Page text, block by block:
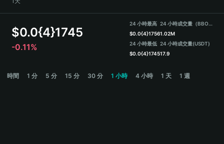
Español
$0.0{4}1745
-0.11%
24 小時最高
$0.0{4}1756
24 小時最低
$0.0{4}1745
24 小時成交量（BBOB⁩）
1.02M
24 小時成交量(USDT)
17.9
時間 1 分 5 分 15 分 30 分 1 小時 4 小時 1 天 1 週